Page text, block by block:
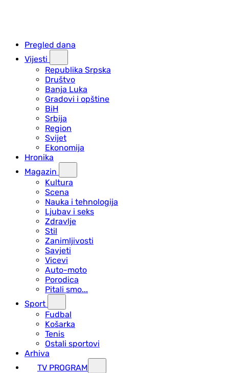
Pregled dana
Vijesti
Republika Srpska
Društvo
Banja Luka
Gradovi i opštine
BiH
Srbija
Region
Svijet
Ekonomija
Hronika
Magazin
Kultura
Scena
Nauka i tehnologija
Ljubav i seks
Zdravlje
Stil
Zanimljivosti
Savjeti
Vicevi
Auto-moto
Porodica
Pitali smo...
Sport
Fudbal
Košarka
Tenis
Ostali sportovi
Arhiva
TV PROGRAM